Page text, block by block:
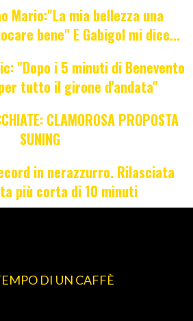
Mario:"La mia bellezza una
bene" E Gabigol mi dice...
"Dopo i 5 minuti di Benevento
tutto il girone d'andata"
CLAMOROSA PROPOSTA
SUNING
in nerazzurro. Rilasciata
più corta di 10 minuti
DI UN CAFFÈ